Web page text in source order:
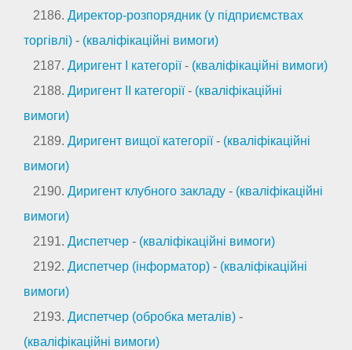
2186. Директор-розпорядник (у підприємствах
торгівлі) - (кваліфікаційні вимоги)
2187. Диригент I категорії- (кваліфікаційні вимоги)
2188. Диригент II категорії- (кваліфікаційні
вимоги)
2189. Диригент вищої категорії- (кваліфікаційні
вимоги)
2190. Диригент клубного закладу - (кваліфікаційні
вимоги)
2191. Диспетчер - (кваліфікаційні вимоги)
2192. Диспетчер (інформатор) - (кваліфікаційні
вимоги)
2193. Диспетчер (обробка металів) -
(кваліфікаційні вимоги)